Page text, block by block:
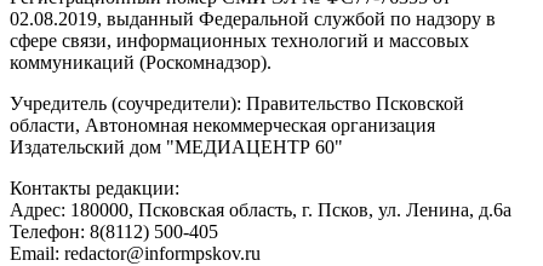
02.08.2019, выданный Федеральной службой по надзору в
сфере связи, информационных технологий и массовых
коммуникаций (Роскомнадзор).
Учредитель (соучредители): Правительство Псковской
области, Автономная некоммерческая организация
Издательский дом "МЕДИАЦЕНТР 60"
Контакты редакции:
Адреc: 180000, Псковская область, г. Псков, ул. Ленина, д.6а
Телефон: 8(8112) 500-405
Email: redactor@informpskov.ru